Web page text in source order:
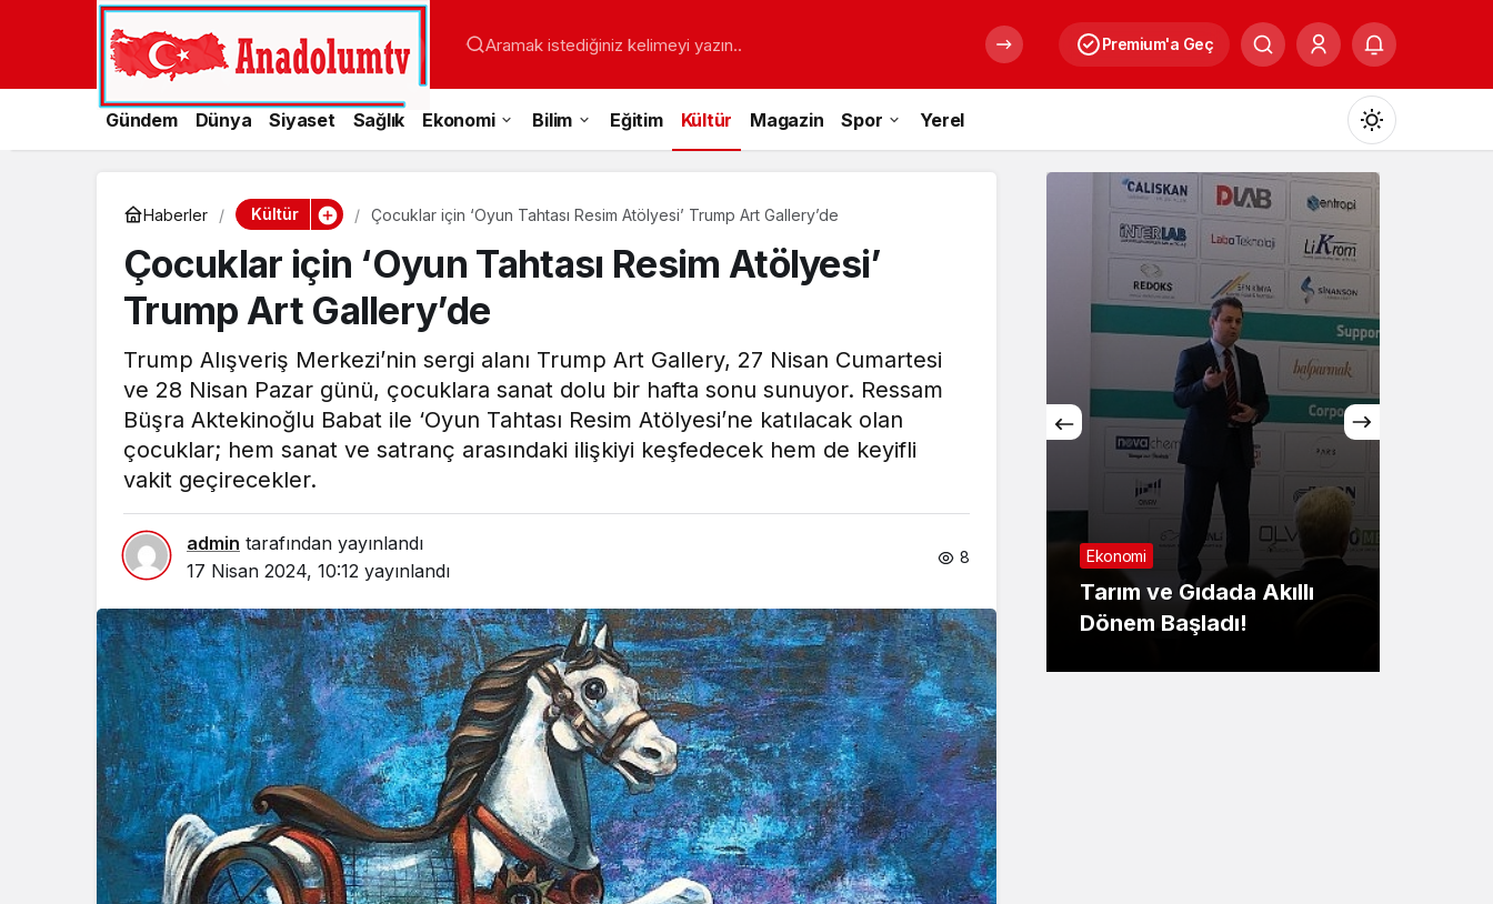
Aramak istediğiniz kelimeyi yazın.. Premium'a Geç
Gündem Dünya Siyaset Sağlık Ekonomi Bilim Eğitim Kültür Magazin Spor Yerel
Mod
değiştir
Gündüz Modu
Gündüz modunu seçin.
Gece Modu
Gece modunu seçin.
Sistem Modu
Sistem modunu seçin.
Haberler Kültür Çocuklar için ‘Oyun Tahtası Resim Atölyesi’ Trump Art Gallery’de
Çocuklar için ‘Oyun Tahtası Resim Atölyesi’
Trump Art Gallery’de
Trump Alışveriş Merkezi’nin sergi alanı Trump Art Gallery, 27 Nisan Cumartesi
ve 28 Nisan Pazar günü, çocuklara sanat dolu bir hafta sonu sunuyor. Ressam
Büşra Aktekinoğlu Babat ile ‘Oyun Tahtası Resim Atölyesi’ne katılacak olan
çocuklar; hem sanat ve satranç arasındaki ilişkiyi keşfedecek hem de keyifli
vakit geçirecekler.
admin tarafından yayınlandı
17 Nisan 2024, 10:12 yayınlandı
8
Maratonu Başladı
Ekonomi
Tarım ve Gıdada Akıllı
Dönem Başladı!